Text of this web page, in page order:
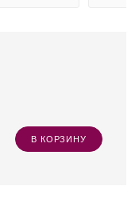
В КОРЗИНУ